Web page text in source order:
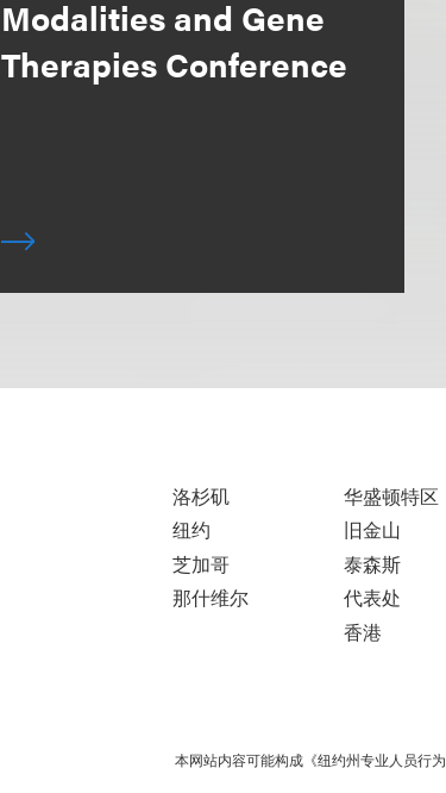
Modalities and Gene
Therapies Conference
洛杉矶
纽约
芝加哥
那什维尔
华盛顿特区
旧金山
泰森斯
代表处
香港
本网站内容可能构成《纽约州专业人员行